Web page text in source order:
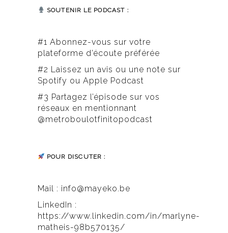
SOUTENIR LE PODCAST :
#1 Abonnez-vous sur votre
plateforme d’écoute préférée
#2 Laissez un avis ou une note sur
Spotify ou Apple Podcast
#3 Partagez l’épisode sur vos
réseaux en mentionnant
@metroboulotfinitopodcast
POUR DISCUTER :
Mail : info@mayeko.be
LinkedIn :
https://www.linkedin.com/in/marlyne-
matheis-98b570135/